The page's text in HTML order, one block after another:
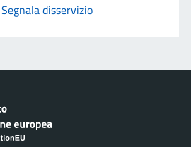
Segnala disservizio